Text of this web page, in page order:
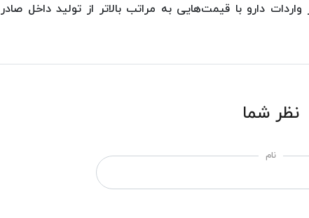
واردات دارو با قیمت‌هایی به مراتب بالاتر از تولید داخل صادر
نظر شما
نام